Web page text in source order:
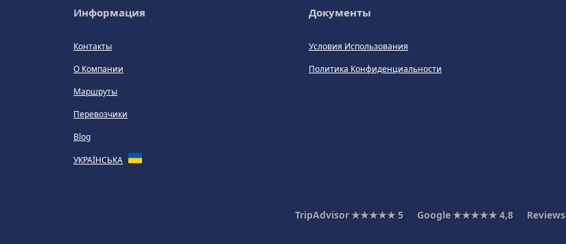
Информация
Контакты
О Компании
Маршруты
Перевозчики
Blog
УКРАЇНСЬКА
Документы
Условия Использования
Политика Конфиденциальности
TripAdvisor ★★★★★5 Google ★★★★★4,8 Reviews